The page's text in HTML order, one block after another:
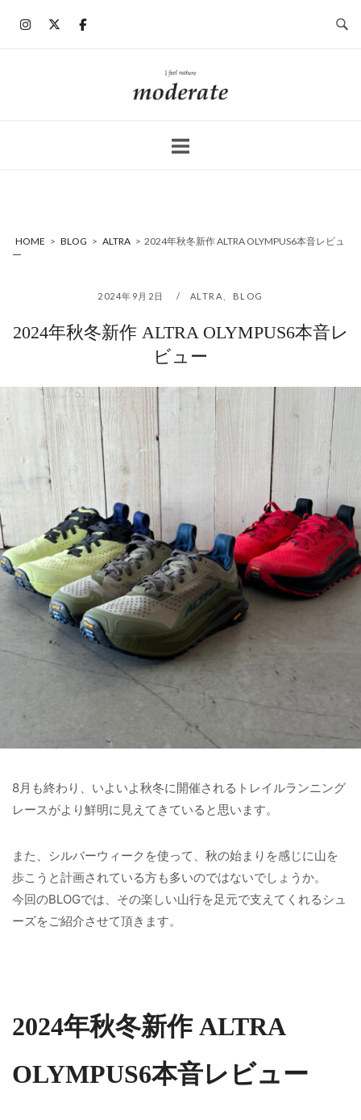
ホ
ー
HOME > BLOG > ALTRA > 2024年秋冬新作 ALTRA OLYMPUS6本音レビュ
ー
2024年9月2日 ALTRA BLOG
2024年秋冬新作 ALTRA OLYMPUS6本音レ
ビュー
8月も終わり、いよいよ秋冬に開催されるトレイルランニング
レースがより鮮明に見えてきていると思います。
また、シルバーウィークを使って、秋の始まりを感じに山を
歩こうと計画されている方も多いのではないでしょうか。
今回のBLOGでは、その楽しい山行を足元で支えてくれるシュ
ーズをご紹介させて頂きます。
2024年秋冬新作 ALTRA
OLYMPUS6本音レビュー